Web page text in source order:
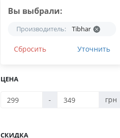
Вы выбрали:
Производитель: Tibhar
Сбросить Уточнить
ЦЕНА
- грн
СКИДКА